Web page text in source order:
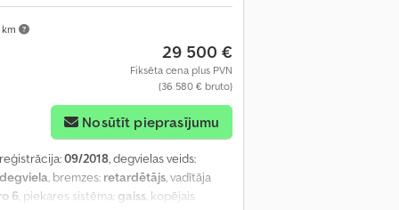
29 500 €
Fiksēta cena plus PVN
(36 580 € bruto)
Nosūtīt pieprasījumu
09/2018, degvielas veids:
, bremzes: retardētājs, vadītāja
6, piekares sistēma: gaiss, kopējais